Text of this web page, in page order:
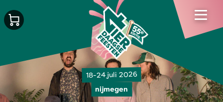
18-24 juli 2026
nijmegen